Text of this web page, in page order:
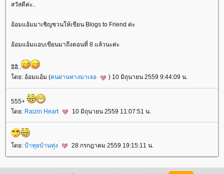
สวัสดีค่ะ..
อ้อมแอ้มมาเชิญชวนให้เขียน Blogs to Friend ค่ะ
อ้อมแอ้มแอบเขียนมาถึงตอนที่ 8 แล้วนะค่ะ
อิอิ..
ดย: อ้อมแอ้ม (คนผ่านทางมาเจอ ) 10 มิถุนายน 2559 9:44:09 น.
555+
ดย: Raizin Heart 10 มิถุนายน 2559 11:07:51 น.
ดย: ป้าทุยบ้านทุ่ง 28 กรกฎาคม 2559 19:15:11 น.